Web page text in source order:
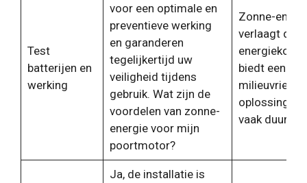
Test
batterijen en
werking
voor een optimale en
preventieve werking
en garanderen
tegelijkertijd uw
veiligheid tijdens
gebruik. Wat zijn de
voordelen van zonne-
energie voor mijn
poortmotor?
Zonne-
verlaagt de
biedt een
oplossing en
vaak
Ja, de installatie is